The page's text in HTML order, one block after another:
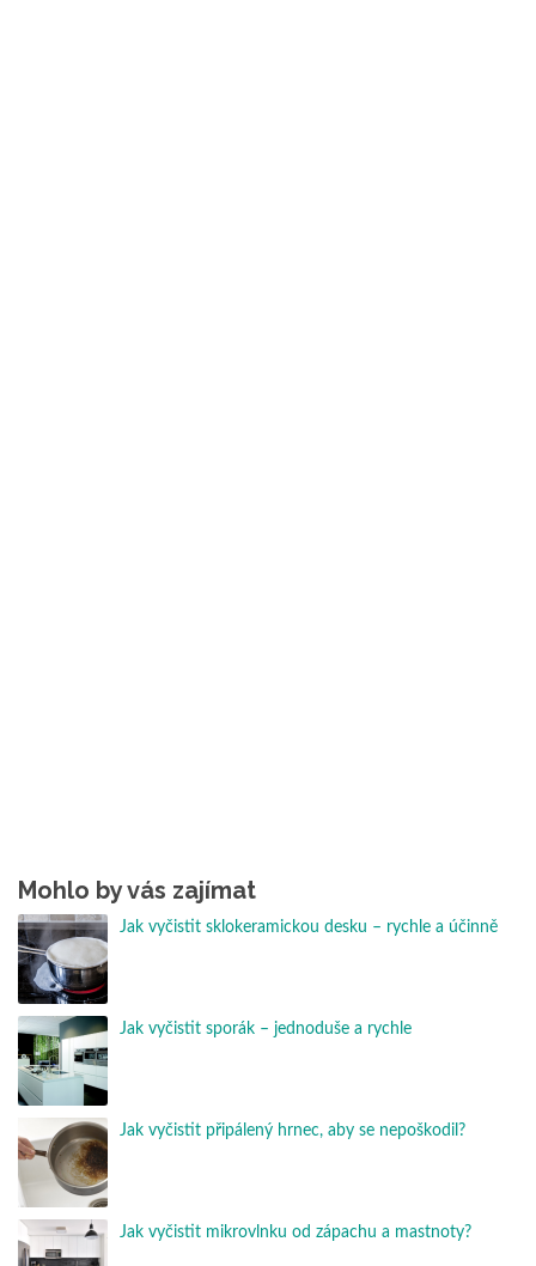
Mohlo by vás zajímat
Jak vyčistit sklokeramickou desku – rychle a účinně
Jak vyčistit sporák – jednoduše a rychle
Jak vyčistit připálený hrnec, aby se nepoškodil?
Jak vyčistit mikrovlnku od zápachu a mastnoty?